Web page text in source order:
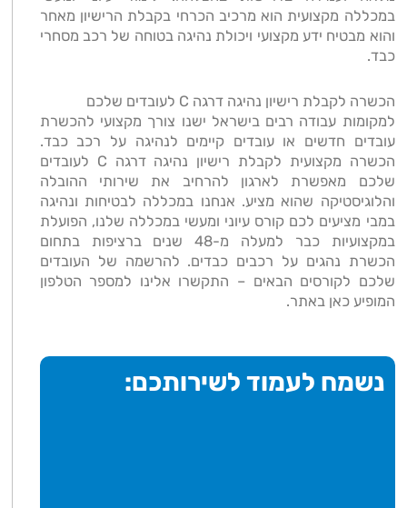
במכללה מקצועית הוא מרכיב הכרחי בקבלת הרישיון מאחר
והוא מבטיח ידע מקצועי ויכולת נהיגה בטוחה של רכב מסחרי
כבד.
הכשרה לקבלת רישיון נהיגה דרגה C לעובדים שלכם
למקומות עבודה רבים בישראל ישנו צורך מקצועי להכשרת
עובדים חדשים או עובדים קיימים לנהיגה על רכב כבד.
הכשרה מקצועית לקבלת רישיון נהיגה דרגה C לעובדים
שלכם מאפשרת לארגון להרחיב את שירותי ההובלה
והלוגיסטיקה שהוא מציע. אנחנו במכללה לבטיחות ונהיגה
במבי מציעים לכם קורס עיוני ומעשי במכללה שלנו, הפועלת
במקצועיות כבר למעלה מ-48 שנים ברציפות בתחום
הכשרת נהגים על רכבים כבדים. להרשמה של העובדים
שלכם לקורסים הבאים – התקשרו אלינו למספר הטלפון
המופיע כאן באתר.
נשמח לעמוד לשירותכם: